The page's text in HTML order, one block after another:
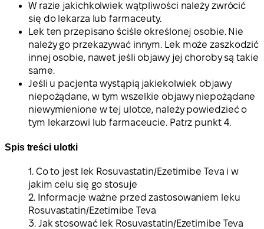
W razie jakichkolwiek wątpliwości należy zwrócić
się do lekarza lub farmaceuty.
Lek ten przepisano ściśle określonej osobie. Nie
należy go przekazywać innym. Lek może zaszkodzić
innej osobie, nawet jeśli objawy jej choroby są takie
same.
Jeśli u pacjenta wystąpią jakiekolwiek objawy
niepożądane, w tym wszelkie objawy niepożądane
niewymienione w tej ulotce, należy powiedzieć o
tym lekarzowi lub farmaceucie. Patrz punkt 4.
Spis treści ulotki
1. Co to jest lek Rosuvastatin/Ezetimibe Teva i w
jakim celu się go stosuje
2. Informacje ważne przed zastosowaniem leku
Rosuvastatin/Ezetimibe Teva
3. Jak stosować lek Rosuvastatin/Ezetimibe Teva